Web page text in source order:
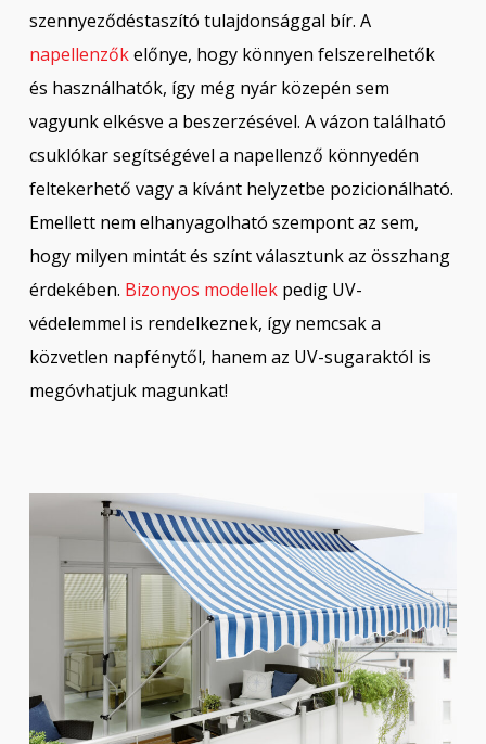
szennyeződéstaszító tulajdonsággal bír. A
napellenzőkelőnye, hogy könnyen felszerelhetők
és használhatók, így még nyár közepén sem
vagyunk elkésve a beszerzésével. A vázon található
csuklókar segítségével a napellenző könnyedén
feltekerhető vagy a kívánt helyzetbe pozicionálható.
Emellett nem elhanyagolható szempont az sem,
hogy milyen mintát és színt választunk az összhang
érdekében. Bizonyos modellekpedig UV-
védelemmel is rendelkeznek, így nemcsak a
közvetlen napfénytől, hanem az UV-sugaraktól is
megóvhatjuk magunkat!